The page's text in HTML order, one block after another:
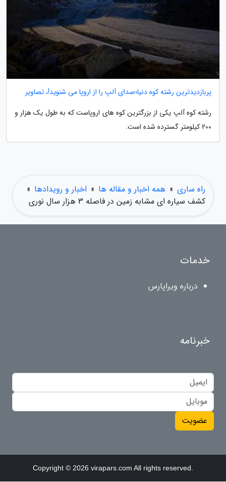
پربازدیدترین رشته کوه دنیا؛صدای آلپ را از اروپا می شنوید!، تصاویر
رشته کوه آلپ یکی از بزرگترین کوه های اروپاست که به طول یک هزار و
200 کیلومتر گسترده شده است.
راه ساری » همه اخبار و مقاله ها » اخبار و رویدادها »
کشف سیاره ای مشابه زمین در فاصله 3 هزار سال نوری
خدمات
درباره ویراپارس
خبرنامه
عضویت
Copyright © 2026 virapars.com All rights reserved.